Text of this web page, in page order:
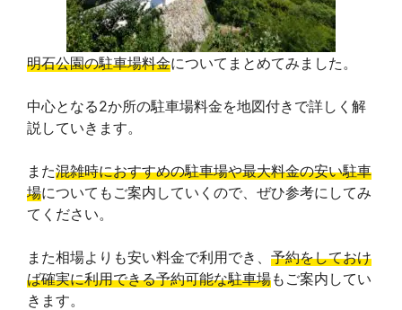
o
k
s
e
s
n
k
T
r
s
l
t
明石公園の駐車場料金についてまとめてみました。
中心となる2か所の駐車場料金を地図付きで詳しく解
説していきます。
また混雑時におすすめの駐車場や最大料金の安い駐車
場についてもご案内していくので、ぜひ参考にしてみ
てください。
また相場よりも安い料金で利用でき、 予約をしておけ
ば確実に利用できる予約可能な駐車場もご案内してい
きます。